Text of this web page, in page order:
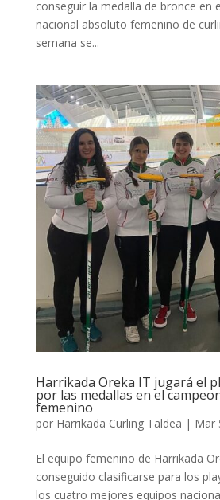
conseguir la medalla de bronce en
nacional absoluto femenino de
semana se...
Harrikada Oreka IT jugará el
por las medallas en el
femenino
por Harrikada Curling Taldea | Mar
El equipo femenino de Harrikada
conseguido clasificarse para los
los cuatro mejores equipos